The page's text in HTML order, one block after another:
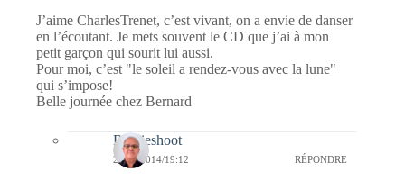
J’aime CharlesTrenet, c’est vivant, on a envie de danser
en l’écoutant. Je mets souvent le CD que j’ai à mon
petit garçon qui sourit lui aussi.
Pour moi, c’est "le soleil a rendez-vous avec la lune"
qui s’impose!
Belle journée chez Bernard
Bernieshoot
27/11/2014/19:12 RÉPONDRE